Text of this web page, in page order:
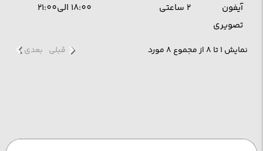
آیفون
تصویری
2 ساعتی
18:00 الی21:00
نمایش 1 تا 8 از مجموع 8 مورد قبلی بعدی